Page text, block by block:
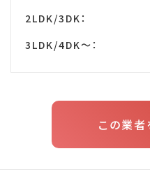
2LDK/3DK：
3LDK/4DK～：
この業者